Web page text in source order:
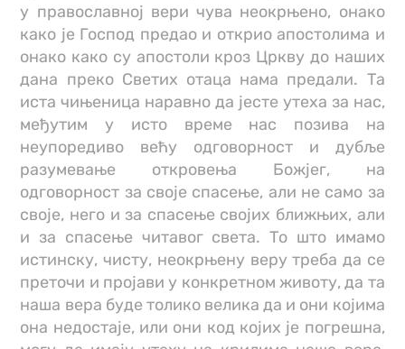
у православној вери чува неокрњено, онако
како је Господ предао и открио апостолима и
онако како су апостоли кроз Цркву до наших
дана преко Светих отаца нама предали. Та
иста чињеница наравно да јесте утеха за нас,
међутим у исто време нас позива на
неупоредиво већу одговорност и дубље
разумевање откровења Божјег, на
одговорност за своје спасење, али не само за
своје, него и за спасење својих ближњих, али
и за спасење читавог света. То што имамо
истинску, чисту, неокрњену веру треба да се
преточи и пројави у конкретном животу, да та
наша вера буде толико велика да и они којима
она недостаје, или они код којих је погрешна,